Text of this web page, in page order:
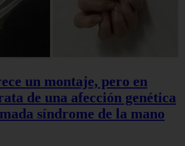
un montaje, pero en
de una afección genética
síndrome de la mano